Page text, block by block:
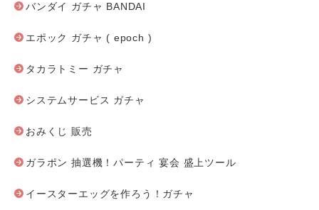
バンダイ ガチャ BANDAI
エポック ガチャ ( epoch )
タカラトミー ガチャ
システムサービス ガチャ
おみくじ 販売
ガラポン 抽選機！パーティ 宴会 盛上ツール
イースターエッグを作ろう！ガチャ